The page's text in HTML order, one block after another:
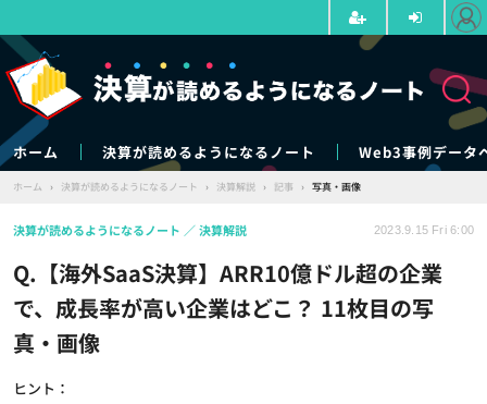
ホーム 決算が読めるようになるノート Web3事例データ
ホーム › 決算が読めるようになるノート › 決算解説 › 記事 › 写真・画像
Q.【海外SaaS決算】ARR10億ドル超の企業
で、成長率が高い企業はどこ？ 11枚目の写
真・画像
ヒント：
決算が読めるようになるノート 決算解説 2023.9.15 Fri 6:00